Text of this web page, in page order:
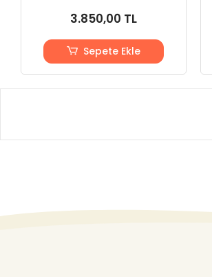
3.850,00 TL
Sepete Ekle